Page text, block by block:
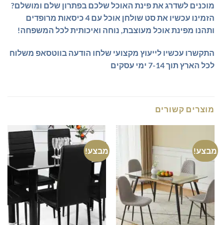
מוכנים לשדרג את פינת האוכל שלכם בפתרון שלם ומושלם?
הזמינו עכשיו את סט שולחן אוכל עם 4 כיסאות מרופדים
ותהנו מפינת אוכל מעוצבת, נוחה ואיכותית לכל המשפחה!
התקשרו עכשיו לייעוץ מקצועי שלחו הודעה בווטסאפ משלוח
לכל הארץ תוך 7-14 ימי עסקים
מוצרים קשורים
מבצע! מבצע!